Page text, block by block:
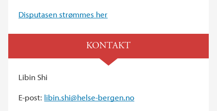
Disputasen strømmes her
KONTAKT
Libin Shi
E-post: libin.shi@helse-bergen.no